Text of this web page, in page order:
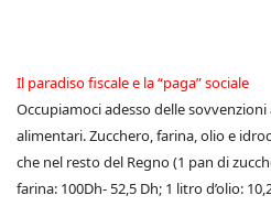
Il paradiso fiscale e la “paga” sociale
Occupiamoci adesso delle
alimentari. Zucchero, farina, olio e
che nel resto del Regno (1 pan di
farina: 100Dh- 52,5 Dh; 1 litro d’olio: